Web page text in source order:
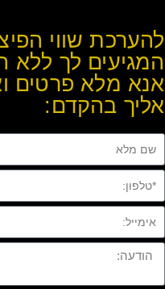
להערכת שווי
המגיעים לך ללא
אנא מלא פרטים
אליך בהקדם: